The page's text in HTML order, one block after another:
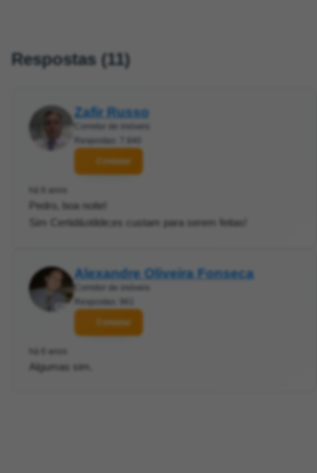
Respostas (11)
Zafir Russo
Corretor de imóveis
Respostas: 7.840
Contatar
há 6 anos
Pedro, boa noite!
Sim Certid&otilde;es custam para serem feitas!
Alexandre Oliveira Fonseca
Corretor de imóveis
Respostas: 961
Contatar
há 6 anos
Algumas sim.